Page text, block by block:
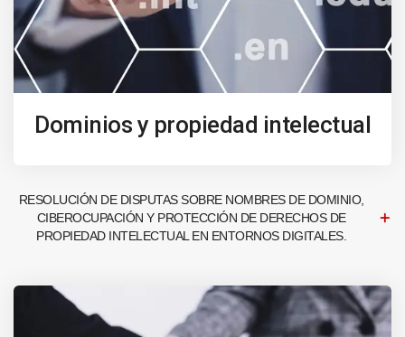
Dominios y propiedad intelectual
RESOLUCIÓN DE DISPUTAS SOBRE NOMBRES DE DOMINIO,
CIBEROCUPACIÓN Y PROTECCIÓN DE DERECHOS DE
PROPIEDAD INTELECTUAL EN ENTORNOS DIGITALES.